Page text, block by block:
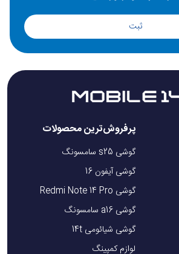
ثبت
پرفروش‌ترین محصولات
گوشی s25 سامسونگ
گوشی آیفون 16
گوشی Redmi Note 14 Pro
گوشی a16 سامسونگ
گوشی شیائومی 14t
لوازم کمپینگ